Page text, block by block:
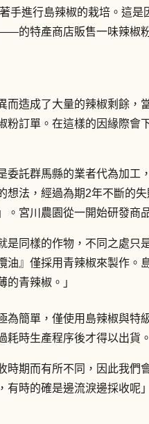
手進行島辣椒的栽培。這
的特產商店販售一味辣椒
而造成了大量的辣椒剩餘
粉訂單。在這樣的因緣際
委託群馬縣的業者代為加
想法，經過為期2年不斷的
。宮川農園從一開始研發商
是同樣的作物，不同之處
油』僅採用青辣椒來製作。
的青辣椒。」
為簡單，僅使用島辣椒與
耗時生產程序後才得以出貨。
時期而有所不同，因此我
有時的確是邊流淚邊採收呢